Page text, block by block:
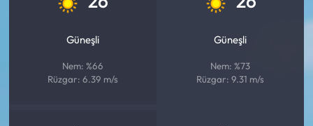
Güneşli
Nem: %66
Rüzgar: 6.39 m/s
Güneşli
Nem: %73
Rüzgar: 9.31 m/s